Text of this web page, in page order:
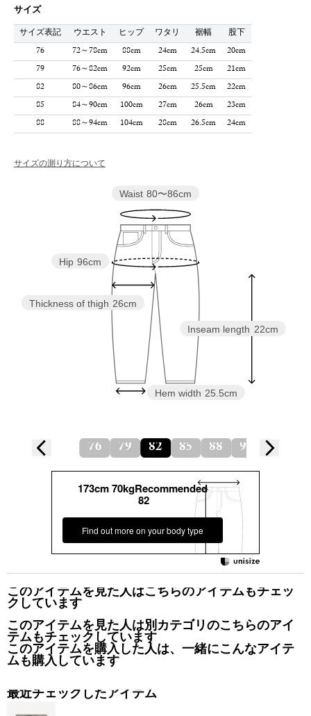
サイズ
サイズ表記 ウエスト ヒップ ワタリ 裾幅
股下
76
72～78cm 88cm 24cm 24.5cm
20cm
79
76～82cm 92cm 25cm 25cm
21cm
82
80～86cm 96cm 26cm 25.5cm
22cm
85
84～90cm 100cm 27cm 26cm
23cm
88
88～94cm 104cm 28cm 26.5cm 24cm
サイズの測り方について
Inseam length 22cm
Hem width 25.5cm
Thickness of thigh 26cm
Hip 96cm
Waist 80〜86cm
76 79 82 85 88 91
173cm 70kgRecommended
82
Find out more on your body type
このアイテムを見た人はこちらのアイテムもチェッ
クしています
このアイテムを見た人は別カテゴリのこちらのアイ
テムもチェックしています
このアイテムを購入した人は、一緒にこんなアイテ
ムも購入しています
最近チェックしたアイテム